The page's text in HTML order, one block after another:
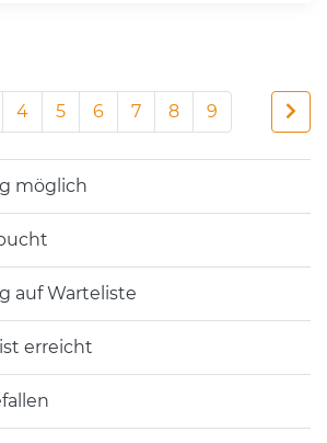
4 5 6 7 8 9
möglich
auf Warteliste
erreicht